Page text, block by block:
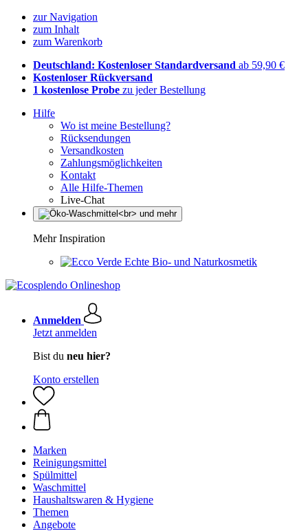
zur Navigation
zum Inhalt
zum Warenkorb
Deutschland: Kostenloser Standardversand ab 59,90 €
Kostenloser Rückversand
1 kostenlose Probe zu jeder Bestellung
Hilfe
Wo ist meine Bestellung?
Rücksendungen
Versandkosten
Zahlungsmöglichkeiten
Kontakt
Alle Hilfe-Themen
Live-Chat
Mehr Inspiration
Echte Bio- und Naturkosmetik
Anmelden
Jetzt anmelden
Bist du neu hier?
Konto erstellen
Marken
Reinigungsmittel
Spülmittel
Waschmittel
Haushaltswaren & Hygiene
Themen
Angebote